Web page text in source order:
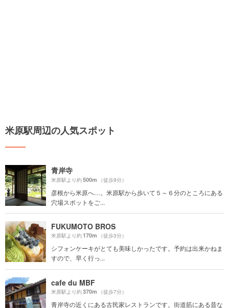
米原駅周辺の人気スポット
青岸寺
米原駅より約500m （徒歩9分）
彦根から米原へ…。米原駅から歩いて５～６分のところにある
穴場スポットをご...
FUKUMOTO BROS
米原駅より約170m （徒歩3分）
シフォンケーキがとても美味しかったです。予約は出来かねま
すので、早く行っ...
cafe du MBF
米原駅より約370m （徒歩7分）
青岸寺の近くにある古民家レストランです。街道筋にある昔な